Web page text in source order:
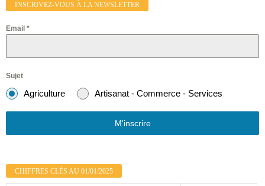
INSCRIVEZ-VOUS À LA NEWSLETTER
Email *
Sujet
Agriculture Artisanat - Commerce - Services
M'inscrire
CHIFFRES CLÉS AU 01/01/2025